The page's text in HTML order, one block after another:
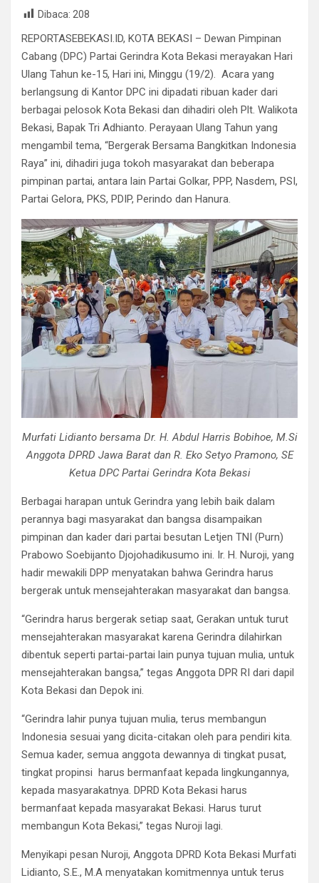
ce
b
o
o
k
tt
er s
A
p
p
gr
a
m
dI
n
e
Dibaca: 208
REPORTASEBEKASI.ID, KOTA BEKASI – Dewan Pimpinan
Cabang (DPC) Partai Gerindra Kota Bekasi merayakan Hari
Ulang Tahun ke-15, Hari ini, Minggu (19/2). Acara yang
berlangsung di Kantor DPC ini dipadati ribuan kader dari
berbagai pelosok Kota Bekasi dan dihadiri oleh Plt. Walikota
Bekasi, Bapak Tri Adhianto. Perayaan Ulang Tahun yang
mengambil tema, “Bergerak Bersama Bangkitkan Indonesia
Raya” ini, dihadiri juga tokoh masyarakat dan beberapa
pimpinan partai, antara lain Partai Golkar, PPP, Nasdem, PSI,
Partai Gelora, PKS, PDIP, Perindo dan Hanura.
Murfati Lidianto bersama Dr. H. Abdul Harris Bobihoe, M.Si
Anggota DPRD Jawa Barat dan R. Eko Setyo Pramono, SE
Ketua DPC Partai Gerindra Kota Bekasi
Berbagai harapan untuk Gerindra yang lebih baik dalam
perannya bagi masyarakat dan bangsa disampaikan
pimpinan dan kader dari partai besutan Letjen TNI (Purn)
Prabowo Soebijanto Djojohadikusumo ini. Ir. H. Nuroji, yang
hadir mewakili DPP menyatakan bahwa Gerindra harus
bergerak untuk mensejahterakan masyarakat dan bangsa.
“Gerindra harus bergerak setiap saat, Gerakan untuk turut
mensejahterakan masyarakat karena Gerindra dilahirkan
dibentuk seperti partai-partai lain punya tujuan mulia, untuk
mensejahterakan bangsa,” tegas Anggota DPR RI dari dapil
Kota Bekasi dan Depok ini.
“Gerindra lahir punya tujuan mulia, terus membangun
Indonesia sesuai yang dicita-citakan oleh para pendiri kita.
Semua kader, semua anggota dewannya di tingkat pusat,
tingkat propinsi harus bermanfaat kepada lingkungannya,
kepada masyarakatnya. DPRD Kota Bekasi harus
bermanfaat kepada masyarakat Bekasi. Harus turut
membangun Kota Bekasi,” tegas Nuroji lagi.
Menyikapi pesan Nuroji, Anggota DPRD Kota Bekasi Murfati
Lidianto, S.E., M.A menyatakan komitmennya untuk terus